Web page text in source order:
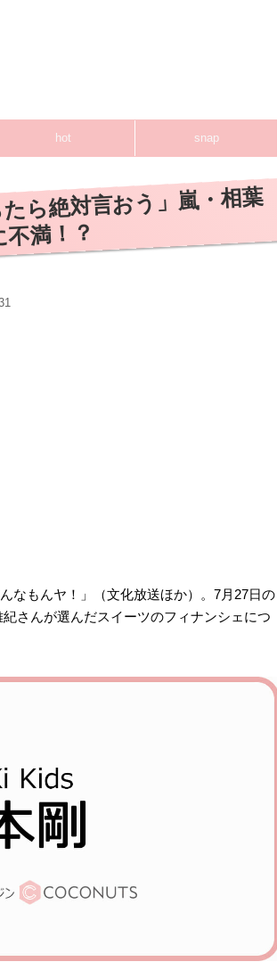
hot snap
ら絶対言おう」嵐・相葉
満！？
なもんヤ！」（文化放送ほか）。7月27日の
さんが選んだスイーツのフィナンシェにつ